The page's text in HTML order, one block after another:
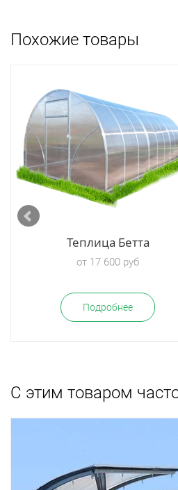
Похожие товары
Теплица Бетта
от 17 600 руб
Подробнее
С этим товаром